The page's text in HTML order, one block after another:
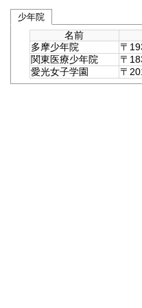
少年院
名前
多摩少年院
〒
関東医療少年院
〒
愛光女子学園
〒